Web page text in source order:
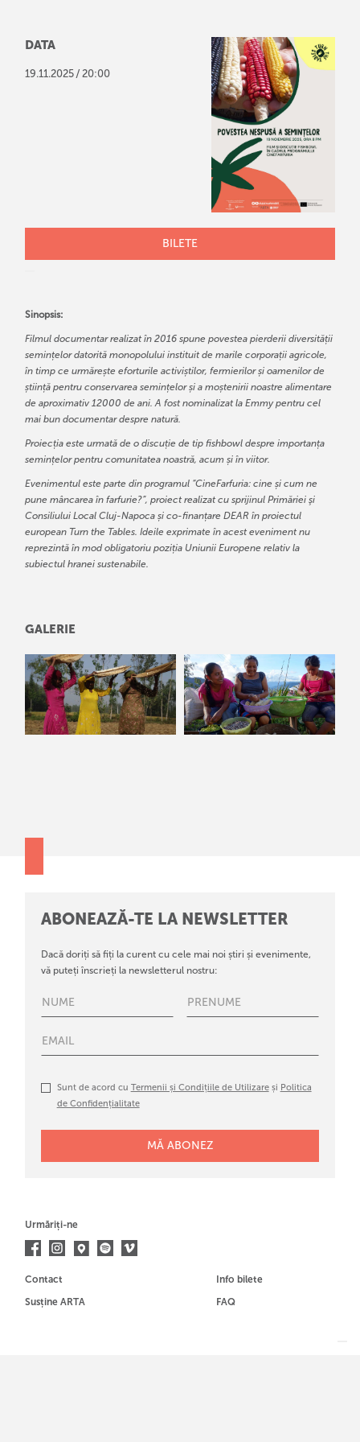
DATA
19.11 .2025 / 20:00
BILETE
Sinopsis:
Filmul documentar realizat în 2016 spune povestea pierderii diversității
semințelor datorită monopolului instituit de marile corporații agricole,
în timp ce urmărește eforturile activiștilor, fermierilor și oamenilor de
știință pentru conservarea semințelor și a moștenirii noastre alimentare
de aproximativ 12000 de ani. A fost nominalizat la Emmy pentru cel
mai bun documentar despre natură.
Proiecția este urmată de o discuție de tip fishbowl despre importanța
semințelor pentru comunitatea noastră, acum și în viitor.
Evenimentul este parte din programul “CineFarfuria: cine și cum ne
pune mâncarea în farfurie?”, proiect realizat cu sprijinul Primăriei şi
Consiliului Local Cluj-Napoca și co-finanțare DEAR în proiectul
european Turn the Tables. Ideile exprimate în acest eveniment nu
reprezintă în mod obligatoriu poziția Uniunii Europene relativ la
subiectul hranei sustenabile.
GALERIE
ABONEAZĂ-TE LA NEWSLETTER
Dacă doriți să fiți la curent cu cele mai noi știri și evenimente,
vă puteți înscrieți la newsletterul nostru:
Sunt de acord cu Termenii și Condițiile de Utilizareși Politica
de Confidențialitate
Urmăriți-ne
Contact
Susține ARTA
Info bilete
FAQ